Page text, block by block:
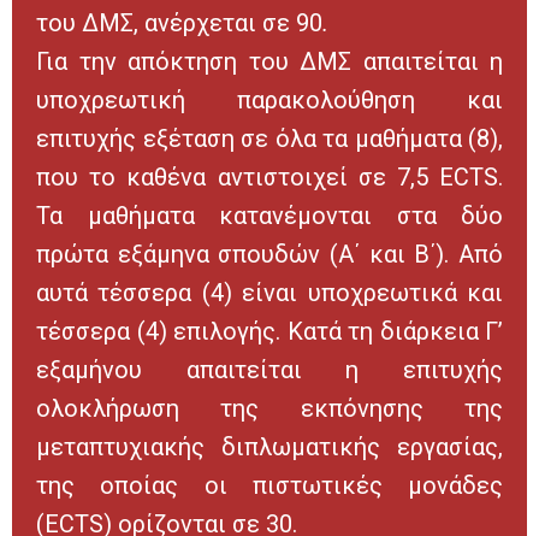
του ΔΜΣ, ανέρχεται σε 90.
Για την απόκτηση του ΔΜΣ απαιτείται η
υποχρεωτική παρακολούθηση και
επιτυχής εξέταση σε όλα τα μαθήματα (8),
που το καθένα αντιστοιχεί σε 7,5 ECTS.
Τα μαθήματα κατανέμονται στα δύο
πρώτα εξάμηνα σπουδών (Α΄ και Β΄). Από
αυτά τέσσερα (4) είναι υποχρεωτικά και
τέσσερα (4) επιλογής. Κατά τη διάρκεια Γ’
εξαμήνου απαιτείται η επιτυχής
ολοκλήρωση της εκπόνησης της
μεταπτυχιακής διπλωματικής εργασίας,
της οποίας οι πιστωτικές μονάδες
(ECTS) ορίζονται σε 30.